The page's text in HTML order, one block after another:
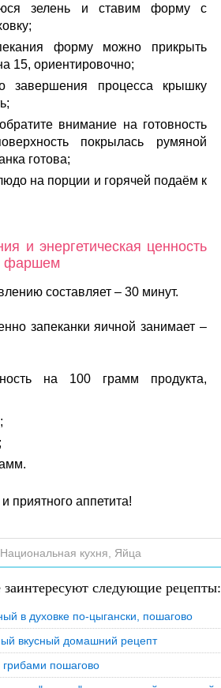
зелень и ставим форму с
форму можно прикрыть
15, ориентировочно;
завершения процесса крышку
внимание на готовность
покрылась румяной
готова;
на порции и горячей подаём к
и энергетическая ценность
фаршем
составляет – 30 минут.
запеканки яичной занимает –
на 100 грамм продукта,
приятного аппетита!
Национальная кухня Яйца
следующие рецепты:
в духовке по-цыгански, пошагово
вкусный домашний рецепт
пошагово